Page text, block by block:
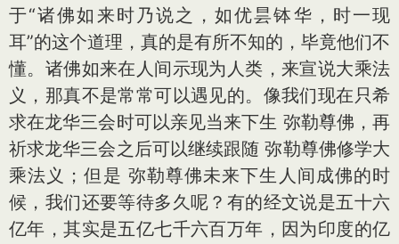
于“诸佛如来时乃说之，如优昙钵华，时一现
耳”的这个道理，真的是有所不知的，毕竟他们不
懂。诸佛如来在人间示现为人类，来宣说大乘法
义，那真不是常常可以遇见的。像我们现在只希
求在龙华三会时可以亲见当来下生 弥勒尊佛，再
祈求龙华三会之后可以继续跟随 弥勒尊佛修学大
乘法义；但是 弥勒尊佛未来下生人间成佛的时
候，我们还要等待多久呢？有的经文说是五十六
亿年，其实是五亿七千六百万年，因为印度的亿